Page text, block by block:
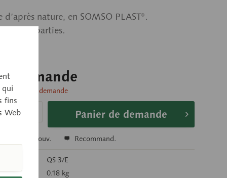
nature, en SOMSO PLAST®.
en 2 parties.
demande
sur demande
Panier de demande
Se souv. Recommand.
QS 3/E
0.18 kg
fins
Web